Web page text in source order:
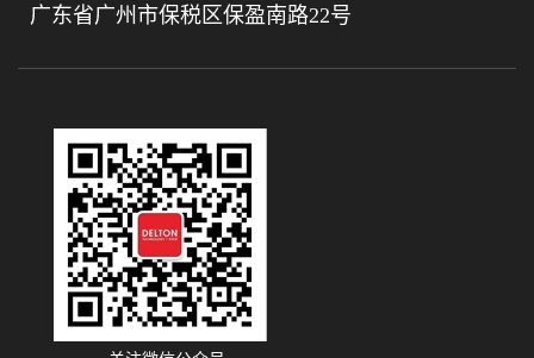
广东省广州市保税区保盈南路22号